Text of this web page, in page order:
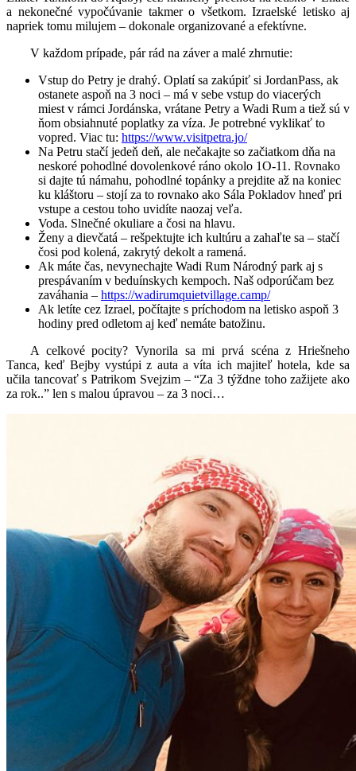
a nekonečné vypočúvanie takmer o všetkom. Izraelské letisko aj
napriek tomu milujem – dokonale organizované a efektívne.
V každom prípade, pár rád na záver a malé zhrnutie:
Vstup do Petry je drahý. Oplatí sa zakúpiť si JordanPass, ak
ostanete aspoň na 3 noci – má v sebe vstup do viacerých
miest v rámci Jordánska, vrátane Petry a Wadi Rum a tiež sú v
ňom obsiahnuté poplatky za víza. Je potrebné vyklikať to
vopred. Viac tu: https://www.visitpetra.jo/
Na Petru stačí jedeň deň, ale nečakajte so začiatkom dňa na
neskoré pohodlné dovolenkové ráno okolo 1O-11. Rovnako
si dajte tú námahu, pohodlné topánky a prejdite až na koniec
ku kláštoru – stojí za to rovnako ako Sála Pokladov hneď pri
vstupe a cestou toho uvidíte naozaj veľa.
Voda. Slnečné okuliare a čosi na hlavu.
Ženy a dievčatá – rešpektujte ich kultúru a zahaľte sa – stačí
čosi pod kolená, zakrytý dekolt a ramená.
Ak máte čas, nevynechajte Wadi Rum Národný park aj s
prespávaním v beduínskych kempoch. Naš odporúčam bez
zaváhania – https://wadirumquietvillage.camp/
Ak letíte cez Izrael, počítajte s príchodom na letisko aspoň 3
hodiny pred odletom aj keď nemáte batožinu.
A celkové pocity? Vynorila sa mi prvá scéna z Hriešneho
Tanca, keď Bejby vystúpi z auta a víta ich majiteľ hotela, kde sa
učila tancovať s Patrikom Svejzim – “Za 3 týždne toho zažijete ako
za rok..” len s malou úpravou – za 3 noci…